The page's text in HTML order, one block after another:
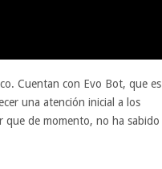
Cuentan con Evo Bot, que es
una atención inicial a los
que de momento, no ha sabido